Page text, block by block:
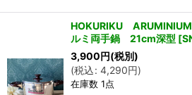
HOKURIKU
ルミ両手鍋 21cm深型 [
3,900円(税別)
(税込: 4,290円)
在庫数 1点